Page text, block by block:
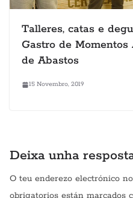
Talleres, catas e
Gastro de
de Abastos
15 Novembro, 2019
Deixa unha
O teu enderezo electrónico